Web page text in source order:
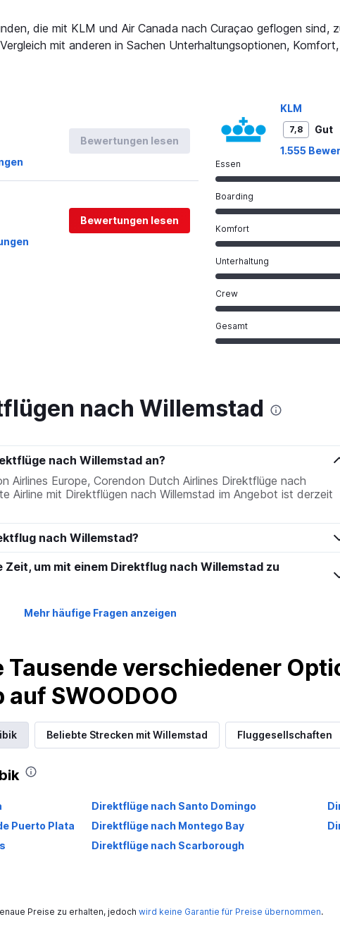
die mit KLM und Air Canada nach Curaçao geflogen sind,
mit anderen in Sachen Unterhaltungsoptionen,
Bewertungen lesen
Bewertungen lesen
KLM
7,8
Gut
1.555
Essen
Boarding
Komfort
Unterhaltung
Crew
Gesamt
nach Willemstad
nach Willemstad an?
Airlines Europe, Corendon Dutch Airlines Direktflüge nach
Airline mit Direktflügen nach Willemstad im Angebot ist derzeit
nach Willemstad?
Zeit, um mit einem Direktflug nach Willemstad zu
Mehr häufige Fragen anzeigen
Tausende verschiedener
SWOODOO
Beliebte Strecken mit Willemstad Fluggesellschaften
Direktflüge nach Santo Domingo
Puerto Plata
Direktflüge nach Montego Bay
Direktflüge nach Scarborough
Preise zu erhalten, jedoch wird keine Garantie für Preise übernommen.